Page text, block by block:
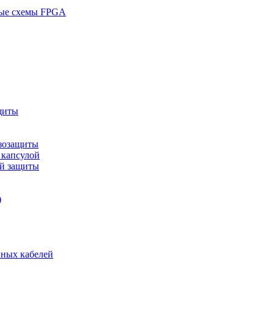
схемы FPGA
защиты
кабелей